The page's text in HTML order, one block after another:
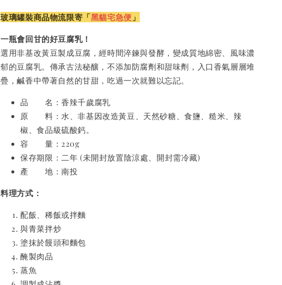
玻璃罐裝商品物流限寄「黑貓宅急便 」
一瓶會回甘的好豆腐乳！
選用非基改黃豆製成豆腐，經時間淬鍊與發酵，變成質地綿密、風味濃
郁的豆腐乳。傳承古法秘釀，不添加防腐劑和甜味劑，入口香氣層層堆
疊，鹹香中帶著自然的甘甜，吃過一次就難以忘記。
品 名：香辣千歲腐乳
原 料：水、非基因改造黃豆、天然砂糖、食鹽、糙米、辣
椒、食品級硫酸鈣。
容 量：220g
保存期限：二年 (未開封放置陰涼處、開封需冷藏)
產 地：南投
料理方式：
配飯、稀飯或拌麵
與青菜拌炒
塗抹於饅頭和麵包
醃製肉品
蒸魚